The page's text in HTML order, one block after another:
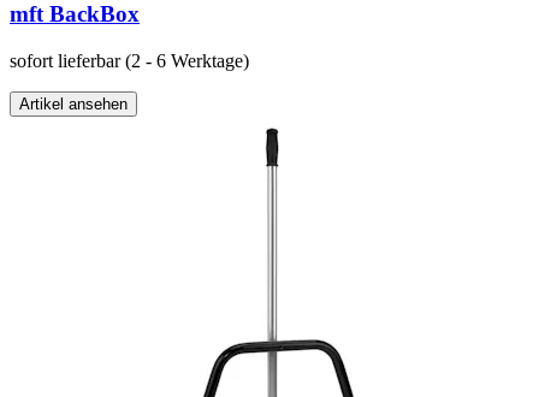
mft BackBox
sofort lieferbar(2 - 6 Werktage)
Artikel ansehen